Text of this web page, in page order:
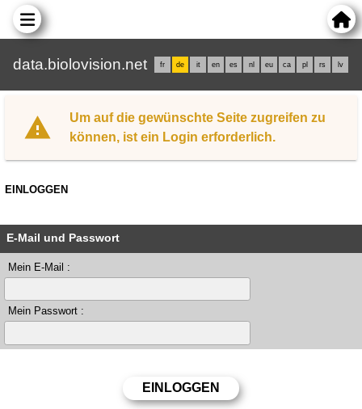
data.biolovision.net fr de it en es nl eu ca pl rs lv
Um auf die gewünschte Seite zugreifen zu
können, ist ein Login erforderlich.
EINLOGGEN
E-Mail und Passwort
Mein E-Mail :
Mein Passwort :